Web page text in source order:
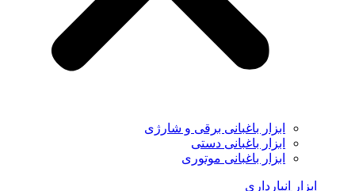
ابزار باغبانی برقی و شارژی
ابزار باغبانی دستی
ابزار باغبانی موتوری
ابزار انبارداری